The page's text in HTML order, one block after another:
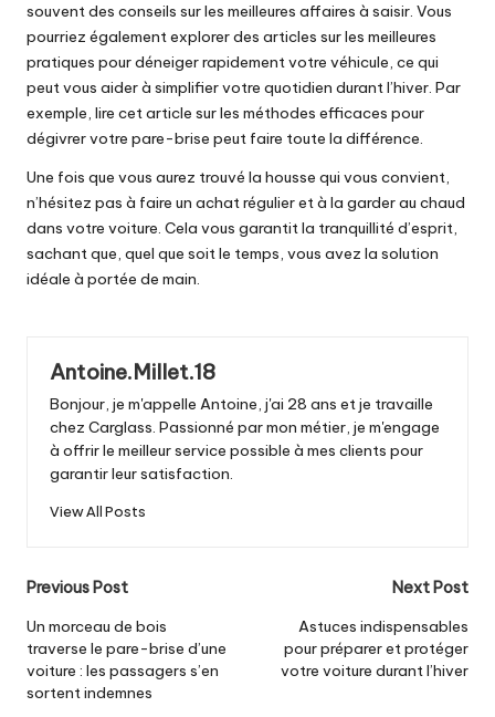
souvent des conseils sur les meilleures affaires à saisir. Vous
pourriez également explorer des articles sur les meilleures
pratiques pour déneiger rapidement votre véhicule, ce qui
peut vous aider à simplifier votre quotidien durant l’hiver. Par
exemple, lire cet article surles méthodes efficaces pour
dégivrer votre pare-brise peut faire toute la différence.
Une fois que vous aurez trouvé la housse qui vous convient,
n’hésitez pas à faire un achat régulier et à la garder au chaud
dans votre voiture. Cela vous garantit la tranquillité d’esprit,
sachant que, quel que soit le temps, vous avez la solution
idéale à portée de main.
Antoine.Millet.18
Bonjour, je m'appelle Antoine, j'ai 28 ans et je travaille
chez Carglass. Passionné par mon métier, je m'engage
à offrir le meilleur service possible à mes clients pour
garantir leur satisfaction.
View All Posts
Post
navigation
Previous Post
Un morceau de bois
traverse le pare-brise d’une
voiture : les passagers s’en
sortent indemnes
Next Post
Astuces indispensables
pour préparer et protéger
votre voiture durant l’hiver